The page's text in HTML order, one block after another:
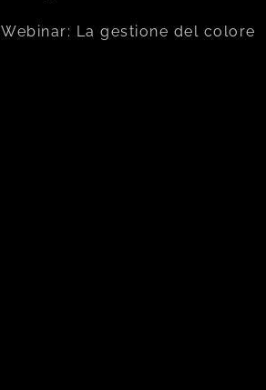
Webinar: La gestione del colore